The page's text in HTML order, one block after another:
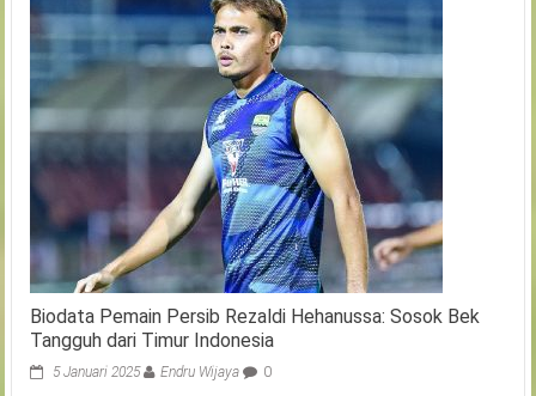
Biodata Pemain Persib Rezaldi Hehanussa: Sosok Bek
Tangguh dari Timur Indonesia
5 Januari 2025 Endru Wijaya 0